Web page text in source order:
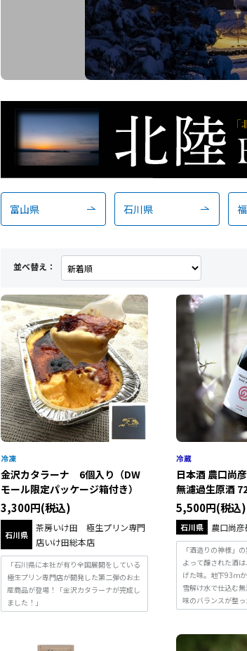
富山県 石川県
並べ替え：
金沢カタラーナ 6個入り（DW
モール限定パッケージ箱付き）
3,300円(税込)
石川県
茶房いけ田 極生プリン専門
店いけ田総本店
「石川県に本社が有り全国展開をしている
極生プリン専門店が開発した第二弾のお土
産商品が登場！「金沢カタラーナが完成し
ました！」
日本酒 農口尚
無濾過生原酒
5,500円(税込)
石川県 農口尚
「酒造りの神様」
よって醸された酒
げた味。地下93ｍ
雪解け水で仕込む
味のバランスが整っ